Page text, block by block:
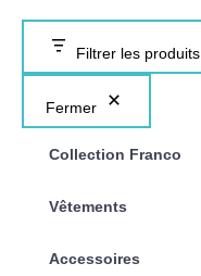
Filtrer les produits
Fermer
Collection Franco
Vêtements
Accessoires